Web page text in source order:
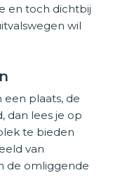
en toch dichtbij
wil
een plaats, de
dan lees je op
te bieden
van
de omliggende